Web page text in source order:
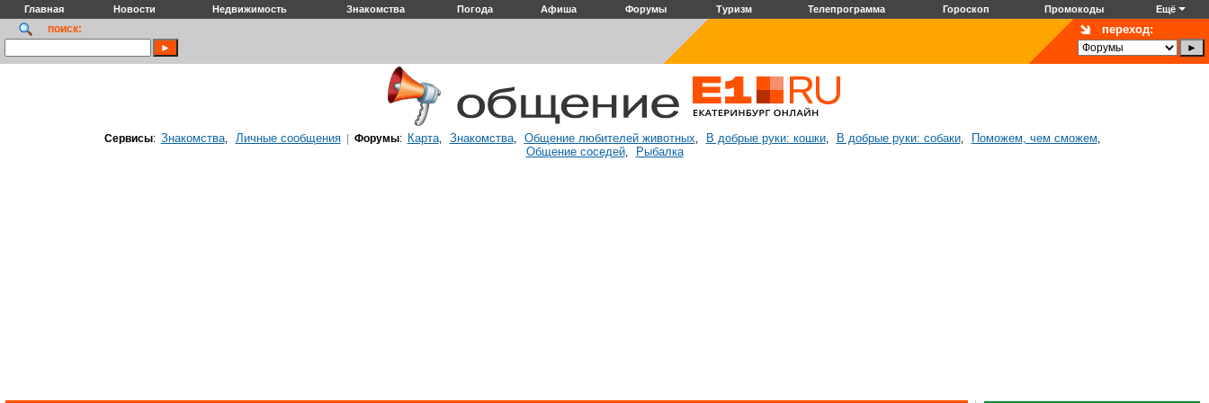
Главная Новости Недвижимость Знакомства Погода Афиша Форумы Туризм Телепрограмма Гороскоп Промокоды Ещё
поиск: переход:
Сервисы: Знакомства, Личные сообщения| Форумы: Карта, Знакомства, Общение любителей животных, В добрые руки: кошки, В добрые руки: собаки, Поможем, чем сможем,
Общение соседей, Рыбалка